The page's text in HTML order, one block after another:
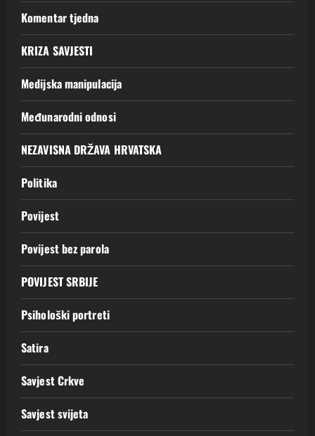
Komentar tjedna
KRIZA SAVJESTI
Medijska manipulacija
Međunarodni odnosi
NEZAVISNA DRŽAVA HRVATSKA
Politika
Povijest
Povijest bez parola
POVIJEST SRBIJE
Psihološki portreti
Satira
Savjest Crkve
Savjest svijeta